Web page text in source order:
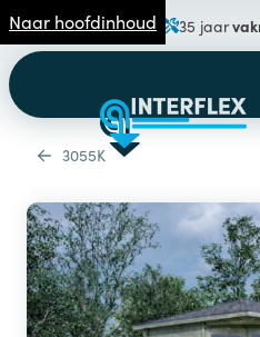
Naar hoofdinhoud 35 jaar
3055K